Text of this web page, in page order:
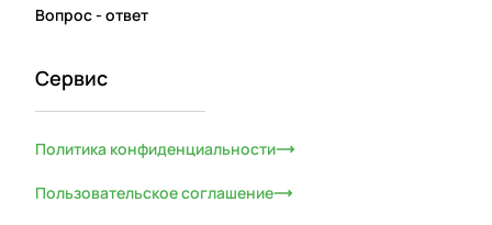
Вопрос - ответ
Сервис
Политика конфиденциальности
Пользовательское соглашение